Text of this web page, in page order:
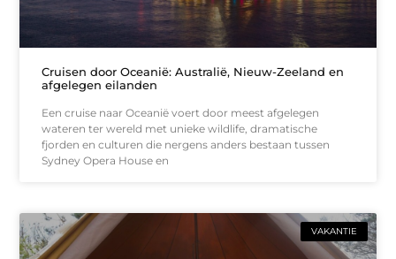
Cruisen door Oceanië: Australië, Nieuw-Zeeland en
afgelegen eilanden
Een cruise naar Oceanië voert door meest afgelegen
wateren ter wereld met unieke wildlife, dramatische
fjorden en culturen die nergens anders bestaan tussen
Sydney Opera House en
VAKANTIE